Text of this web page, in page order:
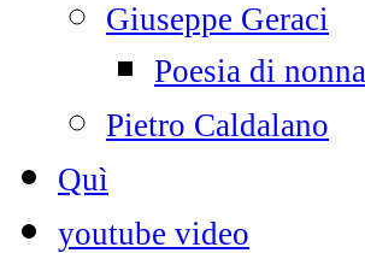
Giuseppe Geraci
Poesia di
Pietro Caldalano
Quì
youtube video